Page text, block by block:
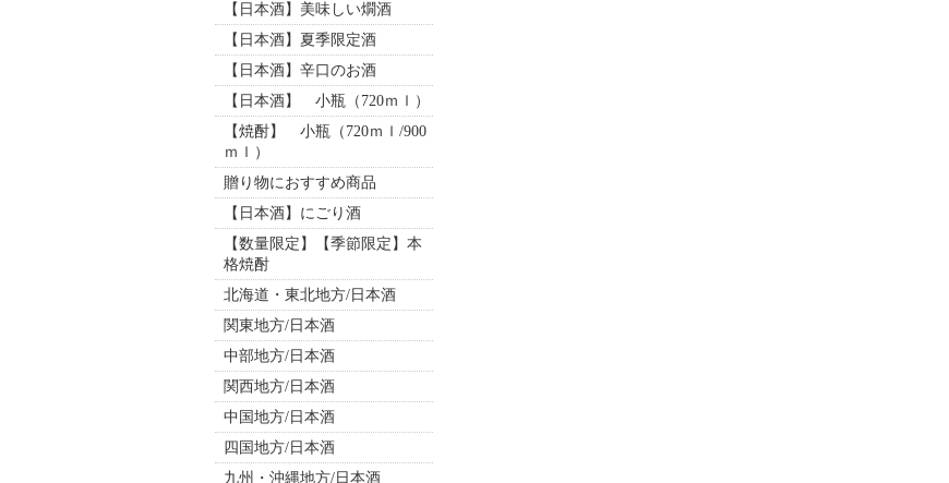
【日本酒】美味しい燗酒
【日本酒】夏季限定酒
【日本酒】辛口のお酒
【日本酒】 小瓶（720ｍｌ）
【焼酎】 小瓶（720ｍｌ/900
ｍｌ）
贈り物におすすめ商品
【日本酒】にごり酒
【数量限定】【季節限定】本
格焼酎
北海道・東北地方/日本酒
関東地方/日本酒
中部地方/日本酒
関西地方/日本酒
中国地方/日本酒
四国地方/日本酒
九州・沖縄地方/日本酒